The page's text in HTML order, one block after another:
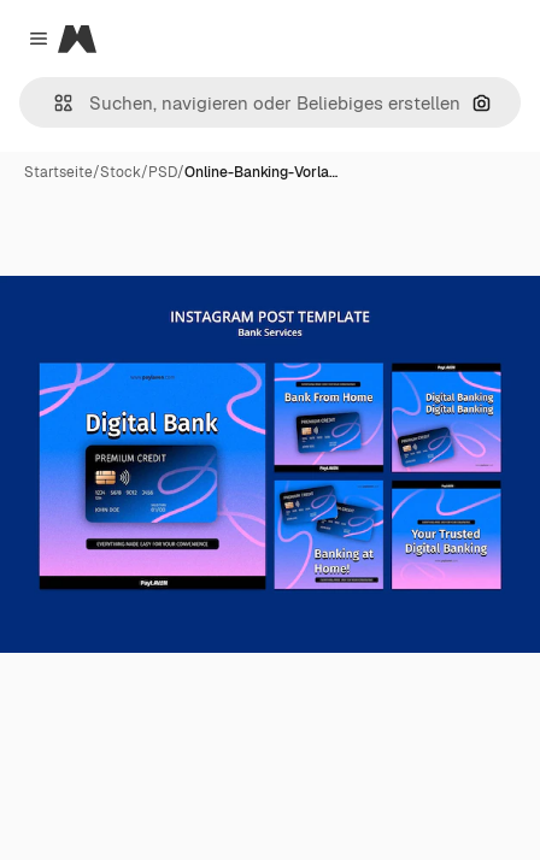
Close menu
Magnific
Nach
Startseite/Stock/PSD/Online-Banking-Vorla…